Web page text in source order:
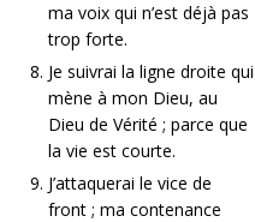
ma voix qui n’est déjà pas
trop forte.
Je suivrai la ligne droite qui
mène à mon Dieu, au
Dieu de Vérité ; parce que
la vie est courte.
J’attaquerai le vice de
front ; ma contenance